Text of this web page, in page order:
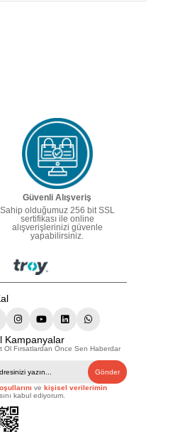
Güvenli Alışveriş
Sahip olduğumuz 256 bit SSL
sertifikası ile online
alışverişlerinizi güvenle
yapabilirsiniz.
Kampanyalar
Ol Fırsatlardan Önce Sen Haberdar
Gönder
ve kişisel verilerimin
kabul ediyorum.